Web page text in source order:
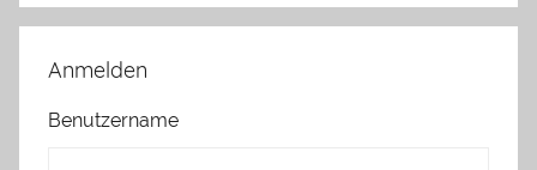
Anmelden
Benutzername